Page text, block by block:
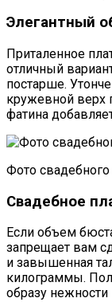
Элегантный
Приталенное
отличный
постарше.
кружевной верх
фатина
Фото
Свадебное
Если объем
запрещает вам
и завышенная
килограммы.
образу нежности